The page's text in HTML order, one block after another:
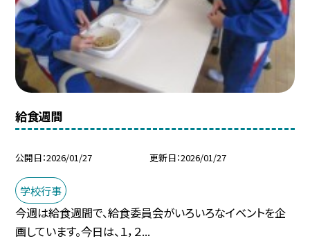
給食週間
公開日 2026/01/27 更新日 2026/01/27
学校行事
今週は給食週間で、給食委員会がいろいろなイベントを企
画しています。今日は、１，２...